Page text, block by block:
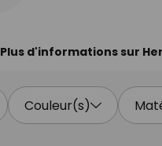
Plus d'informations sur
Couleur(s)